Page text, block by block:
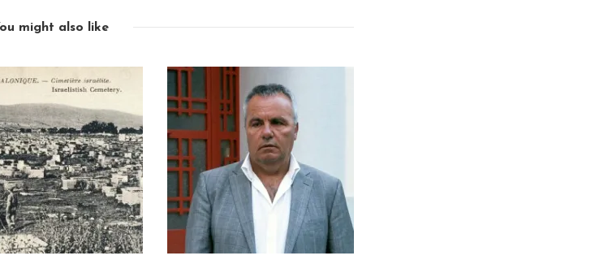
might also like